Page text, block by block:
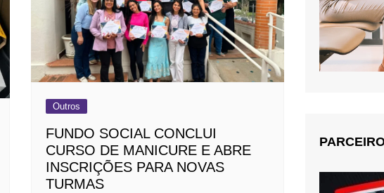
Outros
FUNDO SOCIAL CONCLUI
CURSO DE MANICURE E ABRE
INSCRIÇÕES PARA NOVAS
TURMAS